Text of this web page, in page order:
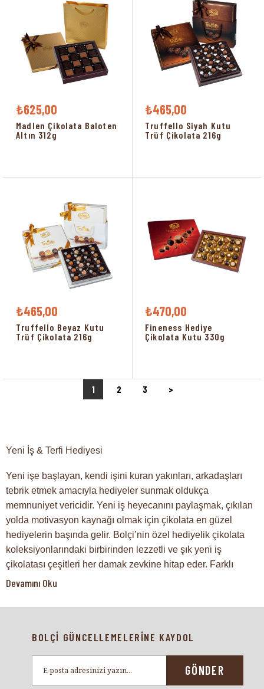
₺625,00
Madlen Çikolata Baloten
Altın 312g
₺465,00
Truffello Siyah Kutu
Trüf Çikolata 216g
₺465,00
Truffello Beyaz Kutu
Trüf Çikolata 216g
₺470,00
Fineness Hediye
Çikolata Kutu 330g
1 2 3 >
Yeni İş & Terfi Hediyesi
Yeni işe başlayan, kendi işini kuran yakınları, arkadaşları
tebrik etmek amacıyla hediyeler sunmak oldukça
memnuniyet vericidir. Yeni iş heyecanını paylaşmak, çıkılan
yolda motivasyon kaynağı olmak için çikolata en güzel
hediyelerin başında gelir. Bolçi’nin özel hediyelik çikolata
koleksiyonlarındaki birbirinden lezzetli ve şık yeni iş
çikolatası çeşitleri her damak zevkine hitap eder. Farklı
gramajlarda ve konseptlerde hazırlanan sütlü, bitter
çeşitleri, işe yeni başlayan kişilerin heyecanına ortak
kokteyli ve kutlama organizasyonlarında yeni iş hediyesi
konukların ağzını tatlandırmak için birebirdir. Mezuniyetin
Devamını Oku
BOLÇİ GÜNCELLEMELERİNE KAYDOL
GÖNDER